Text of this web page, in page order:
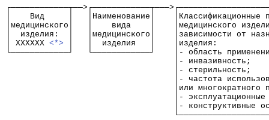
│    Вид     │   │Наименование│
│медицинского│   │    вида    │    │медицинского
│  изделия:  │   │медицинского│    │зависимости от
│ XXXXXX <*> │   │  изделия   │    │изделия:
└────────────┘   └────────────┘    │- область
│- инвазивность;
│- стерильность;
│- частота
│или многократного
│-
│- конструктивные